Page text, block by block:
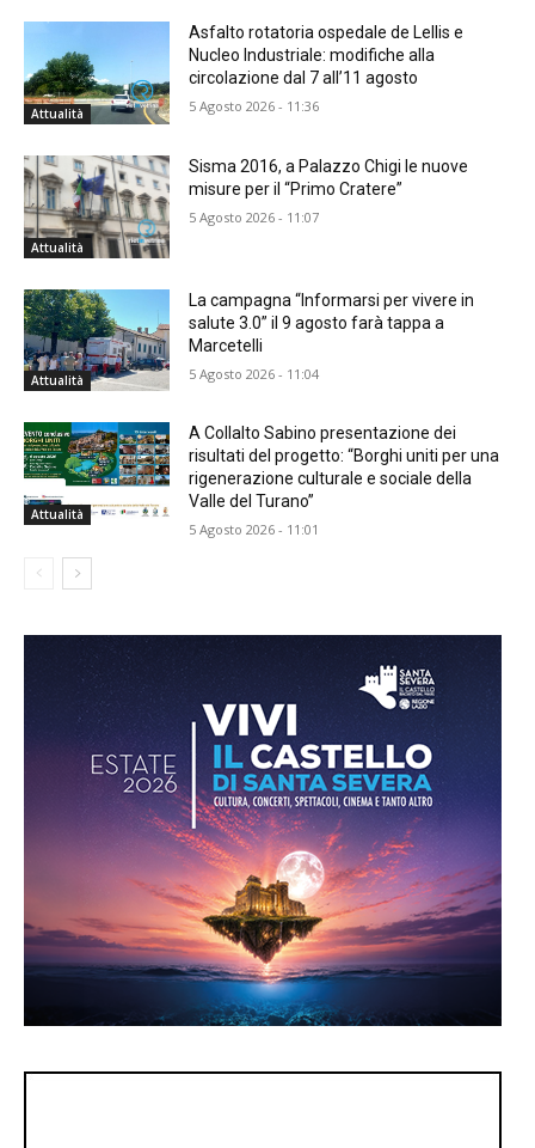
Attualità
Asfalto rotatoria ospedale de Lellis e
Nucleo Industriale: modifiche alla
circolazione dal 7 all’11 agosto
5 Agosto 2026 - 11:36
Attualità
Sisma 2016, a Palazzo Chigi le nuove
misure per il “Primo Cratere”
5 Agosto 2026 - 11:07
Attualità
La campagna “Informarsi per vivere in
salute 3.0” il 9 agosto farà tappa a
Marcetelli
5 Agosto 2026 - 11:04
Attualità
A Collalto Sabino presentazione dei
risultati del progetto: “Borghi uniti per una
rigenerazione culturale e sociale della
Valle del Turano”
5 Agosto 2026 - 11:01